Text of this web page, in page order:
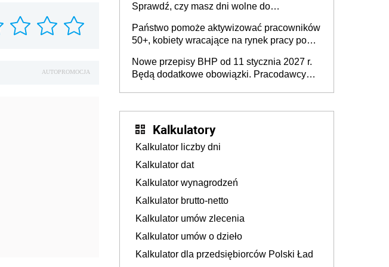
AUTOPROMOCJA
Sprawdź, czy masz dni wolne do
Państwo pomoże aktywizować pracowników
50+, kobiety wracające na rynek pracy po
osoby neuroatypowe. Powstanie Fundusz
na rzecz Inkluzywności w Zatrudnianiu?
Nowe przepisy BHP od 11 stycznia 2027 r.
Będą dodatkowe obowiązki. Pracodawcy
Kalkulatory
Kalkulator liczby dni
Kalkulator dat
Kalkulator wynagrodzeń
Kalkulator brutto-netto
Kalkulator umów zlecenia
Kalkulator umów o dzieło
Kalkulator dla przedsiębiorców Polski Ład